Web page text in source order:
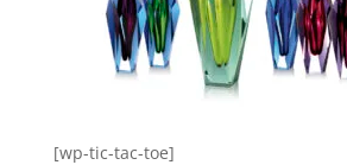
[wp-tic-tac-toe]